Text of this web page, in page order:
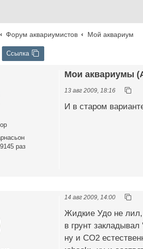
Форум аквариумистов Мой аквариум
Ссылка
9145 раз
Мои аквариумы
13 авг 2009, 18:16
И в старом
14 авг 2009, 14:00
Жидкие Удо не лил,
в грунт
ну и СО2